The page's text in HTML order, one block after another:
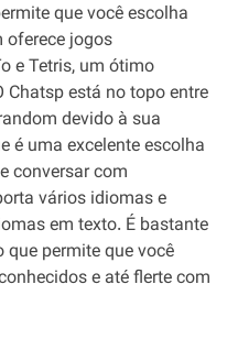
que você escolha
oferece jogos
e Tetris, um ótimo
Chatsp está no topo entre
devido à sua
é uma excelente escolha
conversar com
vários idiomas e
em texto. É bastante
permite que você
e até flerte com